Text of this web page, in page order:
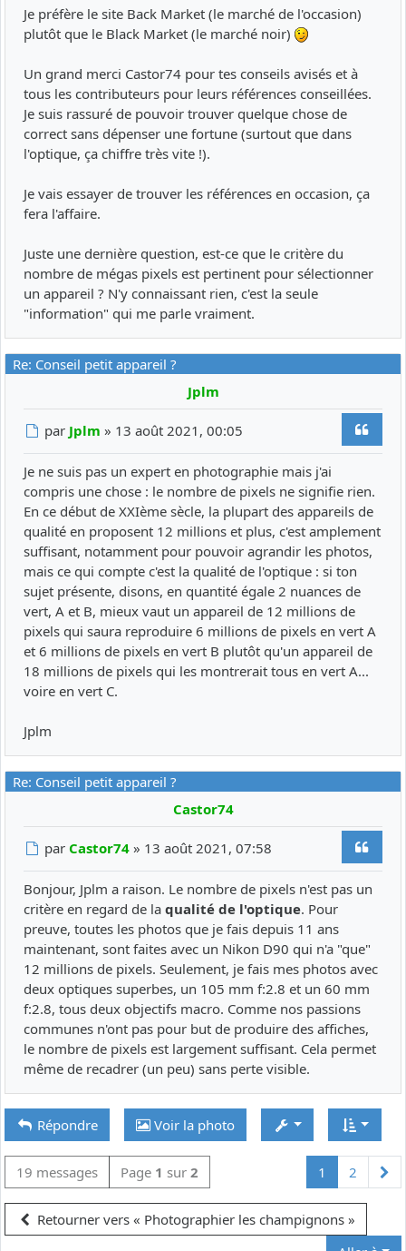
Je préfère le site Back Market (le marché de l'occasion)
plutôt que le Black Market (le marché noir)
Un grand merci Castor74 pour tes conseils avisés et à
tous les contributeurs pour leurs références conseillées.
Je suis rassuré de pouvoir trouver quelque chose de
correct sans dépenser une fortune (surtout que dans
l'optique, ça chiffre très vite !).
Je vais essayer de trouver les références en occasion, ça
fera l'affaire.
Juste une dernière question, est-ce que le critère du
nombre de mégas pixels est pertinent pour sélectionner
un appareil ? N'y connaissant rien, c'est la seule
"information" qui me parle vraiment.
Re: Conseil petit appareil ?
Jplm
Message
par Jplm » 13 août 2021, 00:05
Je ne suis pas un expert en photographie mais j'ai
compris une chose : le nombre de pixels ne signifie rien.
En ce début de XXIème sècle, la plupart des appareils de
qualité en proposent 12 millions et plus, c'est amplement
suffisant, notamment pour pouvoir agrandir les photos,
mais ce qui compte c'est la qualité de l'optique : si ton
sujet présente, disons, en quantité égale 2 nuances de
vert, A et B, mieux vaut un appareil de 12 millions de
pixels qui saura reproduire 6 millions de pixels en vert A
et 6 millions de pixels en vert B plutôt qu'un appareil de
18 millions de pixels qui les montrerait tous en vert A...
voire en vert C.
Jplm
Re: Conseil petit appareil ?
Castor74
Message
par Castor74 » 13 août 2021, 07:58
Bonjour, Jplm a raison. Le nombre de pixels n'est pas un
critère en regard de la qualité de l'optique. Pour
preuve, toutes les photos que je fais depuis 11 ans
maintenant, sont faites avec un Nikon D90 qui n'a "que"
12 millions de pixels. Seulement, je fais mes photos avec
deux optiques superbes, un 105 mm f:2.8 et un 60 mm
f:2.8, tous deux objectifs macro. Comme nos passions
communes n'ont pas pour but de produire des affiches,
le nombre de pixels est largement suffisant. Cela permet
même de recadrer (un peu) sans perte visible.
Répondre Voir la photo
1 2
19 messages Page 1 sur 2
Retourner vers « Photographier les champignons »